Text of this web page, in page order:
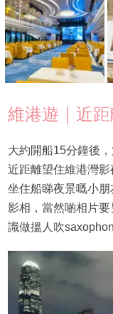
維港遊｜近
大約開船15分鐘後
近距離望住維港灣
坐住船睇夜景嘅小
影相，當然啲相片
識做搵人吹